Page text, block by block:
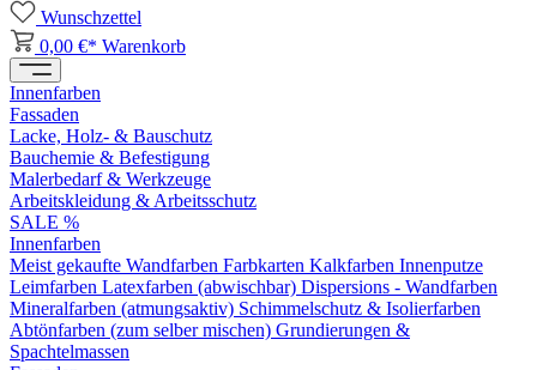
Wunschzettel
0,00 €* Warenkorb
Innenfarben
Fassaden
Lacke, Holz- & Bauschutz
Bauchemie & Befestigung
Malerbedarf & Werkzeuge
Arbeitskleidung & Arbeitsschutz
SALE %
Innenfarben
Meist gekaufte Wandfarben Farbkarten Kalkfarben Innenputze
Leimfarben Latexfarben (abwischbar) Dispersions - Wandfarben
Mineralfarben (atmungsaktiv) Schimmelschutz & Isolierfarben
Abtönfarben (zum selber mischen) Grundierungen &
Spachtelmassen